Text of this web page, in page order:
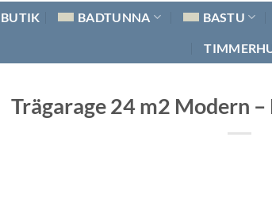
BUTIK BADTUNNA BASTU
Trägarage 24 m2 Modern